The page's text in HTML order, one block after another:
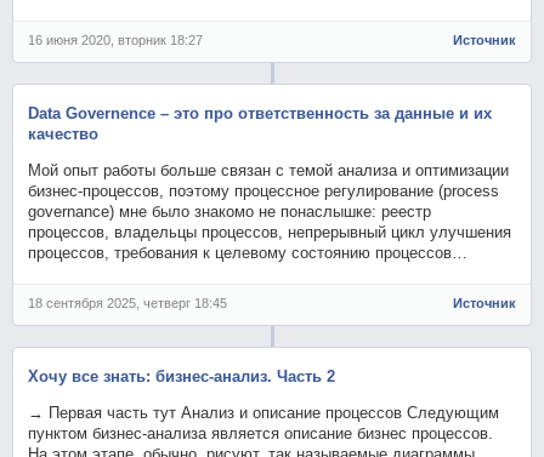
16 июня 2020, вторник 18:27 Источник
Data Governencе – это про ответственность за данные и их
качество
Мой опыт работы больше связан с темой анализа и оптимизации
бизнес-процессов, поэтому процессное регулирование (process
governance) мне было знакомо не понаслышке: реестр
процессов, владельцы процессов, непрерывный цикл улучшения
процессов, требования к целевому состоянию процессов…
18 сентября 2025, четверг 18:45 Источник
Хочу все знать: бизнес-анализ. Часть 2
→ Первая часть тут Анализ и описание процессов Следующим
пунктом бизнес-анализа является описание бизнес процессов.